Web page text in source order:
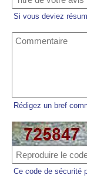
Si vous deviez
Rédigez un bref
Ce code de sécurité